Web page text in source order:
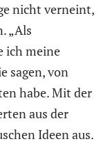
nicht verneint,
„Als
ich meine
sagen, von
habe. Mit der
aus der
Ideen aus.